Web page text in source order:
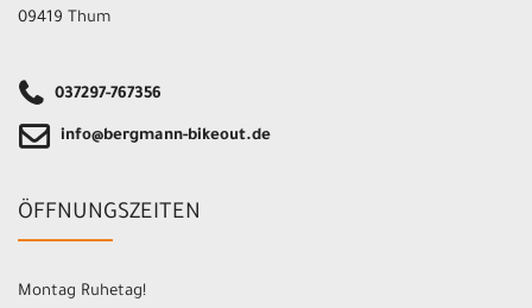
09419 Thum
037297-767356
info@bergmann-bikeout.de
ÖFFNUNGSZEITEN
Montag Ruhetag!